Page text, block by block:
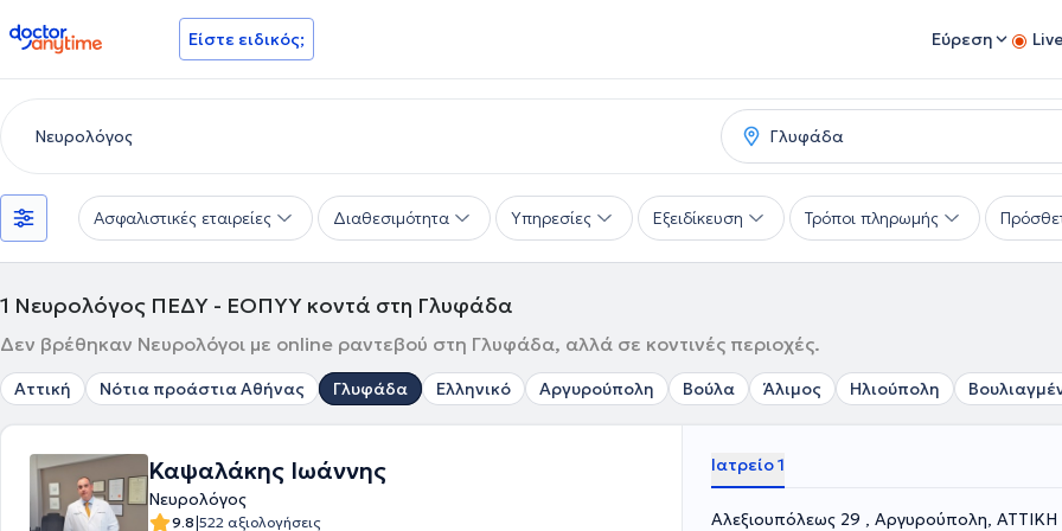
doctoranytime Είστε ειδικός; Εύρεση
Ασφαλιστικές εταιρείες Διαθεσιμότητα Υπηρεσίες Εξειδίκευση Τρόποι πληρωμής
1 Νευρολόγος ΠΕΔΥ - ΕΟΠΥΥ κοντά στη Γλυφάδα
Δεν βρέθηκαν Νευρολόγοι με online ραντεβού στη Γλυφάδα, αλλά σε κοντινές περιοχές.
Αττική Νότια προάστια Αθήνας Γλυφάδα Ελληνικό Αργυρούπολη Βούλα Άλιμος Ηλιούπολη
Καψαλάκης Ιωάννης
Νευρολόγος
9.8|522 αξιολογήσεις
Ιατρείο 1
Αλεξιουπόλεως 29 , Αργυρούπολη, ΑΤΤΙΚΗ